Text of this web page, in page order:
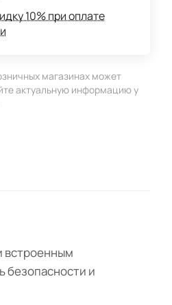
10% при оплате
магазинах может
актуальную информацию у
встроенным
безопасности и